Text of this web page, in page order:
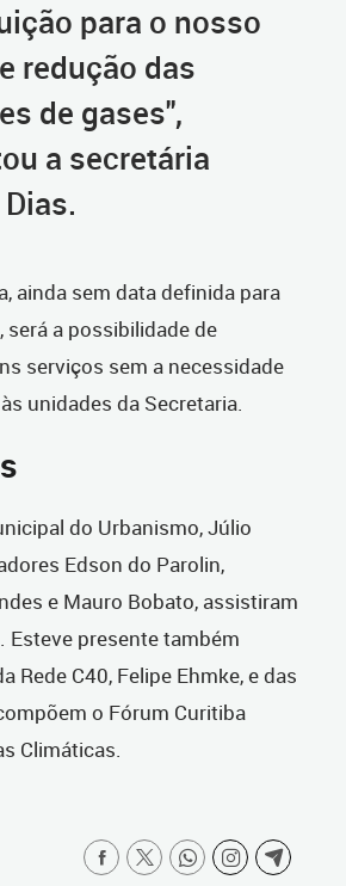
para o nosso
redução das
de gases",
a secretária
ainda sem data definida para
a possibilidade de
serviços sem a necessidade
unidades da Secretaria.
do Urbanismo, Júlio
Edson do Parolin,
e Mauro Bobato, assistiram
Esteve presente também
Rede C40, Felipe Ehmke, e das
o Fórum Curitiba
Climáticas.